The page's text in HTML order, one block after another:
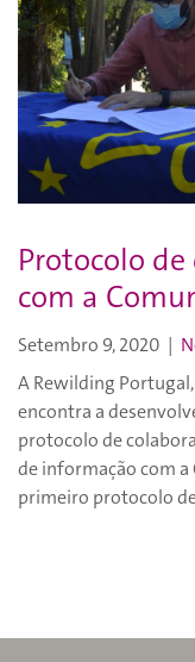
Protocolo
com a
Setembro 9, 2020 |
A Rewilding
encontra a
protocolo de
de informação com a
primeiro protocolo